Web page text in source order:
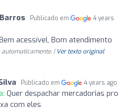
Publicado em
4 years
acessível, Bom atendimento
| Ver texto original
Publicado em 4 years ago
Quer despachar mercadorias pro
com eles